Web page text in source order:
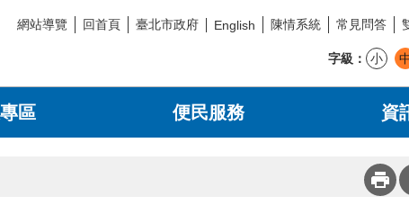
網站導覽 回首頁 臺北市政府 English 陳情系統 常見問答
字級 小
區 便民服務 資